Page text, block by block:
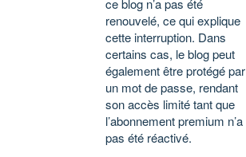
ce blog n’a pas été
renouvelé, ce qui explique
cette interruption. Dans
certains cas, le blog peut
également être protégé par
un mot de passe, rendant
son accès limité tant que
l’abonnement premium n’a
pas été réactivé.